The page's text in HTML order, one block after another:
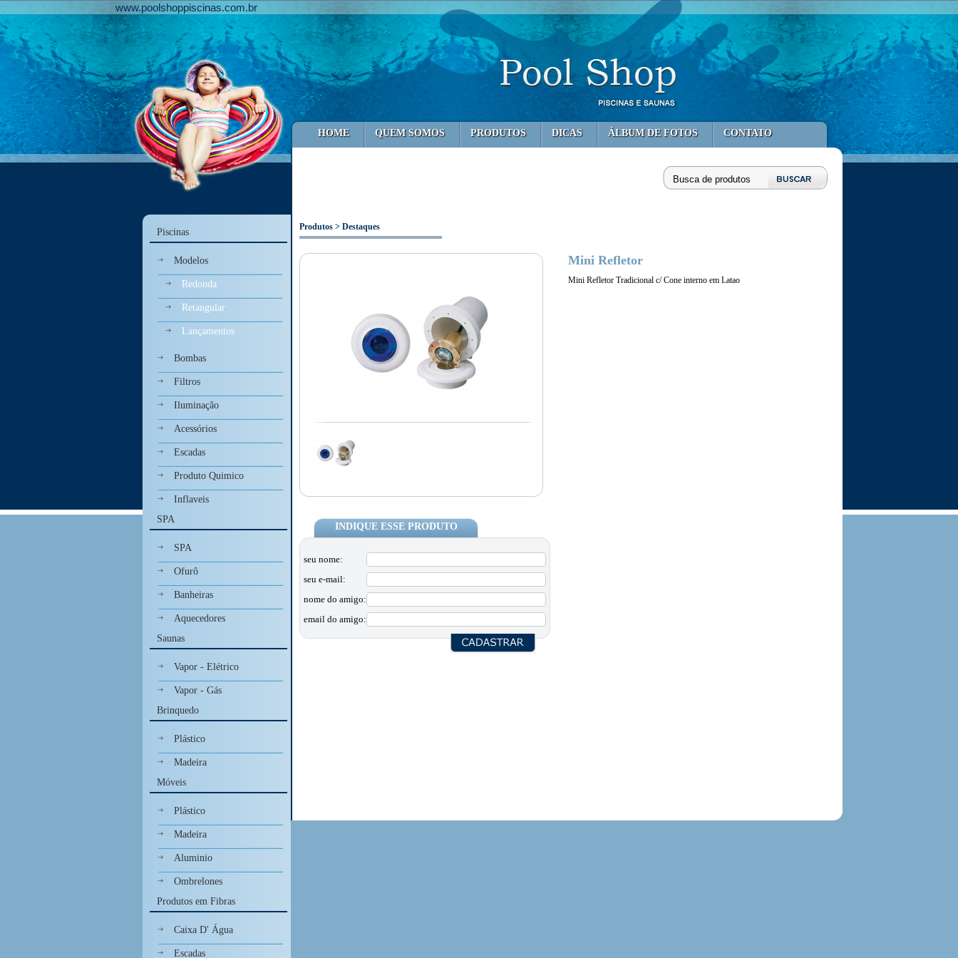
www.poolshoppiscinas.com.br
HOME QUEM SOMOS PRODUTOS DICAS ÁLBUM DE FOTOS CONTATO
Piscinas
Modelos
Redonda
Retangular
Lançamentos
Bombas
Filtros
Iluminação
Acessórios
Escadas
Produto Quimico
Inflaveis
SPA
SPA
Ofurô
Banheiras
Aquecedores
Saunas
Vapor - Elétrico
Vapor - Gás
Brinquedo
Plástico
Madeira
Móveis
Plástico
Madeira
Aluminio
Ombrelones
Produtos em Fibras
Caixa D' Água
Escadas
Produtos > Destaques
INDIQUE ESSE PRODUTO
seu nome:
seu e-mail:
nome do amigo:
email do amigo:
Mini Refletor
Mini Refletor Tradicional c/ Cone interno em Latao